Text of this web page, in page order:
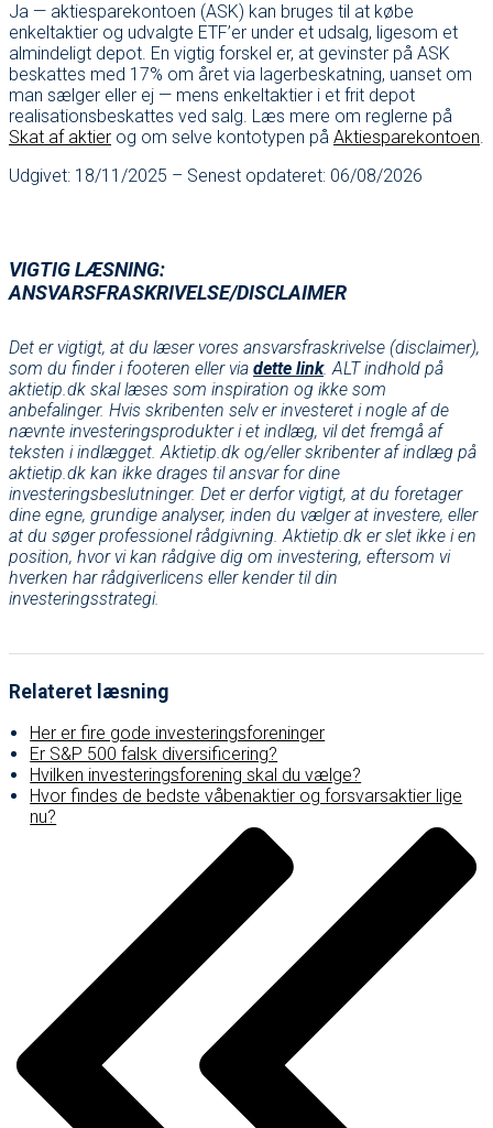
Ja — aktiesparekontoen (ASK) kan bruges til at købe
enkeltaktier og udvalgte ETF’er under et udsalg, ligesom et
almindeligt depot. En vigtig forskel er, at gevinster på ASK
beskattes med 17% om året via lagerbeskatning, uanset om
man sælger eller ej — mens enkeltaktier i et frit depot
realisationsbeskattes ved salg. Læs mere om reglerne på
Skat af aktier og om selve kontotypen på Aktiesparekontoen.
Udgivet: 18/11/2025 – Senest opdateret: 06/08/2026
VIGTIG LÆSNING:
ANSVARSFRASKRIVELSE/DISCLAIMER
Det er vigtigt, at du læser vores ansvarsfraskrivelse (disclaimer),
som du finder i footeren eller via dette link. ALT indhold på
aktietip.dk skal læses som inspiration og ikke som
anbefalinger. Hvis skribenten selv er investeret i nogle af de
nævnte investeringsprodukter i et indlæg, vil det fremgå af
teksten i indlægget. Aktietip.dk og/eller skribenter af indlæg på
aktietip.dk kan ikke drages til ansvar for dine
investeringsbeslutninger. Det er derfor vigtigt, at du foretager
dine egne, grundige analyser, inden du vælger at investere, eller
at du søger professionel rådgivning. Aktietip.dk er slet ikke i en
position, hvor vi kan rådgive dig om investering, eftersom vi
hverken har rådgiverlicens eller kender til din
investeringsstrategi.
Relateret læsning
Her er fire gode investeringsforeninger
Er S&P 500 falsk diversificering?
Hvilken investeringsforening skal du vælge?
Hvor findes de bedste våbenaktier og forsvarsaktier lige
nu?